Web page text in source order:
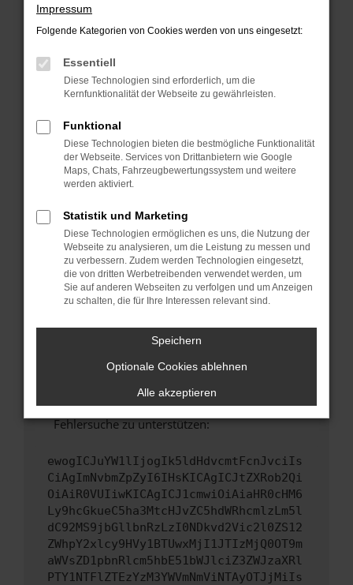
Suchmaschine?
Manche Erweiterungen, wie Werbeblocker,
können das Laden bestimmter Seiten
verhindern. Funktioniert die Seite in einem
Fenster?
Starte dein Gerät neu.
Das kann manchmal helfen, vorübergehende
Probleme zu beheben.
Stelle sicher, dass dein Browser und dein
Betriebssystem auf dem neuesten Stand
sind.
Veraltete Software birgt nicht nur ein
Sicherheitsrisiko, sondern kann auch dazu
führen, dass bestimmte Funktionen nicht mehr
Wende dich an den Webseitenbetreiber.
hast, kontaktiere uns bitte. Wir werden
versuchen, das Problem zu beheben. Du kannst
uns diesen Text schicken, um uns bei der
Fehlersuche zu unterstützen:
ewogICJuYW1lIjogIk5ldHdvcmtFcnJvciIs
CiAgImNvbmZpZyI6IHsKICAgICJtZXRob2Qi
OiAiR0VUIiwKICAgICJ1cmwiOiAiaHR0cHM6
Ly9hcGkueC5ha3MtcHJvZC5hdWRhcmlzLm5l
dC92MS9jbGllbnRzLzI0NDkvd2Vic2l0ZS12
ZWhpY2xlcy9HVy1BTUwxMjI1JTIzMjQ0OT9m
aWVsZD1pbnRlcm5hbE51bWJlciZ3ZWJzaXRl
PTY1NTFlZTEzYzM3YWVmNmViNTAyOTJjMiIs
Impressum
Folgende Kategorien von Cookies werden von uns eingesetzt:
Essentiell
Diese Technologien sind erforderlich, um die
Kernfunktionalität der Webseite zu gewährleisten.
Funktional
Diese Technologien bieten die bestmögliche Funktionalität
der Webseite. Services von Drittanbietern wie Google
Maps, Chats, Fahrzeugbewertungssystem und weitere
werden aktiviert.
Statistik und Marketing
Diese Technologien ermöglichen es uns, die Nutzung der
Webseite zu analysieren, um die Leistung zu messen und
zu verbessern. Zudem werden Technologien eingesetzt,
die von dritten Werbetreibenden verwendet werden, um
Sie auf anderen Webseiten zu verfolgen und um Anzeigen
zu schalten, die für Ihre Interessen relevant sind.
Speichern
Optionale Cookies ablehnen
Alle akzeptieren